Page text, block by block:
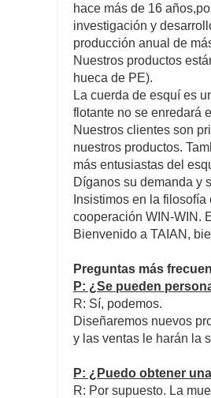
hace más de 16
investigación y
producción anual de
Nuestros productos
hueca de PE).
La cuerda de esquí es
flotante no se enredará
Nuestros clientes son
nuestros productos.
más entusiastas del
Díganos su demanda y
Insistimos en la
cooperación WIN-WIN.
Bienvenido a TAIAN,
Preguntas más
P: ¿Se pueden
R: Sí, podemos.
Diseñaremos nuevos
y las ventas le harán la
P: ¿Puedo obtener
R: Por supuesto. La